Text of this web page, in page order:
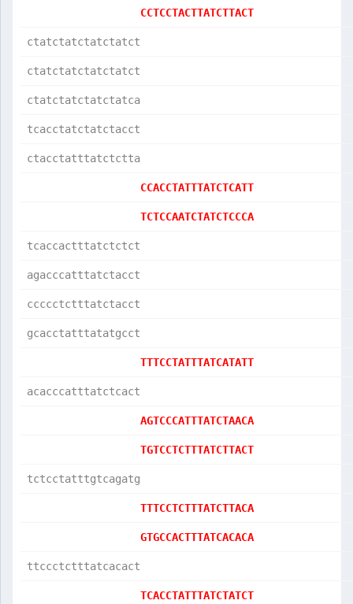
CCTCCTACTTATCTTACT
ctatctatctatctatct
ctatctatctatctatct
ctatctatctatctatca
tcacctatctatctacct
ctacctatttatctctta
CCACCTATTTATCTCATT
TCTCCAATCTATCTCCCA
tcaccactttatctctct
agacccatttatctacct
ccccctctttatctacct
gcacctatttatatgcct
TTTCCTATTTATCATATT
acacccatttatctcact
AGTCCCATTTATCTAACA
TGTCCTCTTTATCTTACT
tctcctatttgtcagatg
TTTCCTCTTTATCTTACA
GTGCCACTTTATCACACA
ttccctctttatcacact
TCACCTATTTATCTATCT